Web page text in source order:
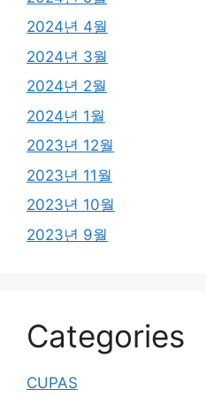
2024년 4월
2024년 3월
2024년 2월
2024년 1월
2023년 12월
2023년 11월
2023년 10월
2023년 9월
Categories
CUPAS